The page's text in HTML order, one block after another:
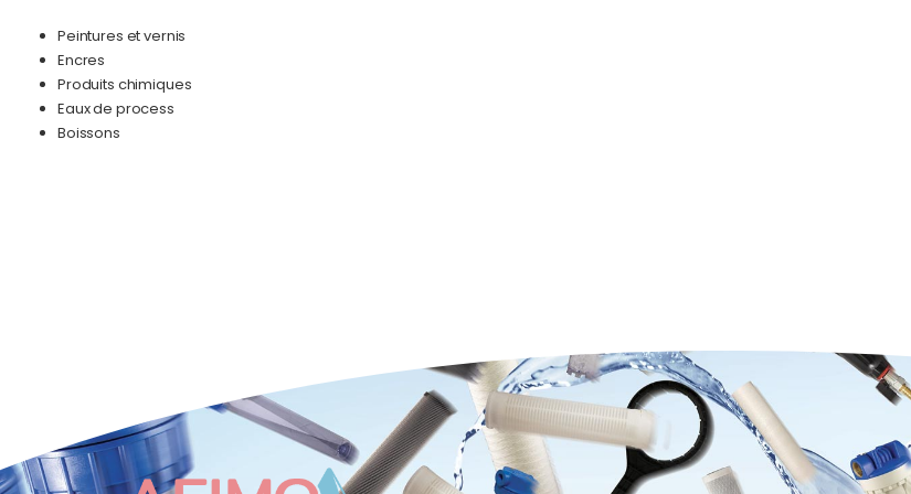
Peintures et vernis
Encres
Produits chimiques
Eaux de process
Boissons